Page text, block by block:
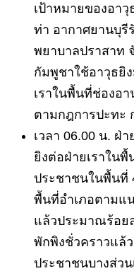
เป้าหมายของอา
ท่า อากาศยานบุรี
พยาบาลปราสาท
กัมพูชาใช้อาวุธยิ
เราในพื้นที่ช่องอ
ตามกฎการปะทะ
เวลา 06.00 น. ฝ่
ยิงต่อฝ่ายเราใน
ประชาชนในพื้นที่
พื้นที่อำเภอตามแ
แล้วประมาณร้อย
พักพิงชั่วคราวแล้
ประชาชนบางส่ว